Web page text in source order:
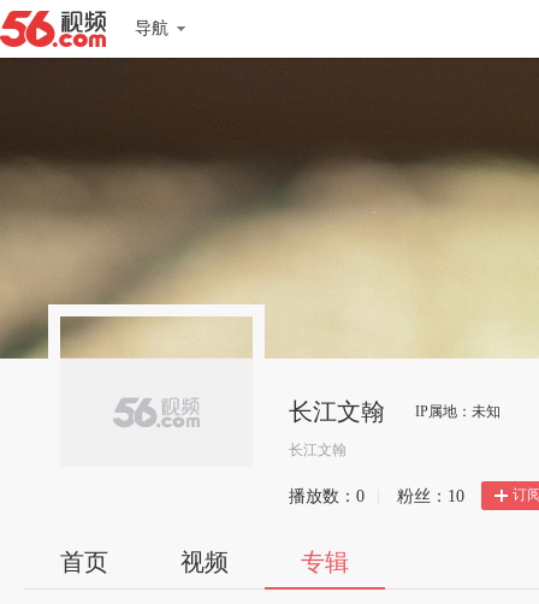
导航
长江文翰 IP属地：未知
长江文翰
播放数： 0 粉丝： 10 订
首页 视频 专辑